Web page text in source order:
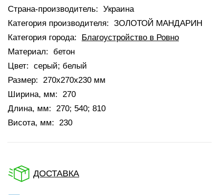
Страна-производитель: Украина
Категория производителя: ЗОЛОТОЙ МАНДАРИН
Категория города:
Благоустройство в Ровно
Материал:
бетон
Цвет: серый; белый
Размер: 270x270x230 мм
Ширина, мм: 270
Длина, мм: 270; 540; 810
Висота, мм: 230
ДОСТАВКА